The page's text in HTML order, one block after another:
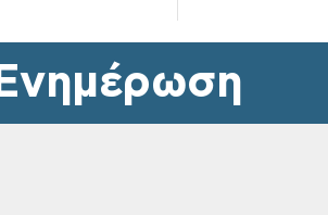
Ενημέρωση